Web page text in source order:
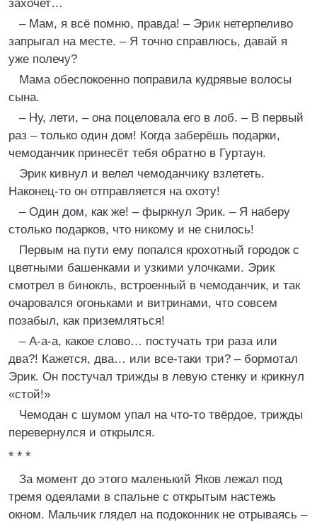
захочет…
– Мам, я всё помню, правда! – Эрик нетерпеливо
запрыгал на месте. – Я точно справлюсь, давай я
уже полечу?
Мама обеспокоенно поправила кудрявые волосы
сына.
– Ну, лети, – она поцеловала его в лоб. – В первый
раз – только один дом! Когда заберёшь подарки,
чемоданчик принесёт тебя обратно в Гуртаун.
Эрик кивнул и велел чемоданчику взлететь.
Наконец-то он отправляется на охоту!
– Один дом, как же! – фыркнул Эрик. – Я наберу
столько подарков, что никому и не снилось!
Первым на пути ему попался крохотный городок с
цветными башенками и узкими улочками. Эрик
смотрел в бинокль, встроенный в чемоданчик, и так
очаровался огоньками и витринами, что совсем
позабыл, как приземляться!
– А-а-а, какое слово… постучать три раза или
два?! Кажется, два… или все-таки три? – бормотал
Эрик. Он постучал трижды в левую стенку и крикнул
«стой!»
Чемодан с шумом упал на что-то твёрдое, трижды
перевернулся и открылся.
* * *
За момент до этого маленький Яков лежал под
тремя одеялами в спальне с открытым настежь
окном. Мальчик глядел на подоконник не отрываясь –